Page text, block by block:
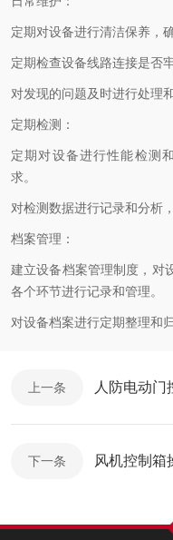
定期对设备进行清洁保养，
定期检查设备线路连接是否
对发现的问题及时进行处理
定期检测：
定期对设备进行性能检测
求。
对检测数据进行记录和分析
档案管理：
建立设备档案管理制度，对
各个环节进行记录和管理。
对设备档案进行定期整理和
上一条
下一条 风机控制箱